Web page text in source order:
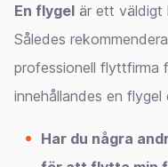
En flygel är ett väldigt
Således
professionell
innehållandes en
Har du några